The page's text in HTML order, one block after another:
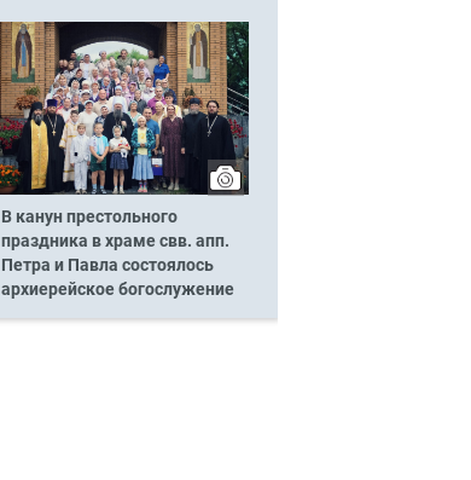
В канун престольного
праздника в храме свв. апп.
Петра и Павла состоялось
архиерейское богослужение